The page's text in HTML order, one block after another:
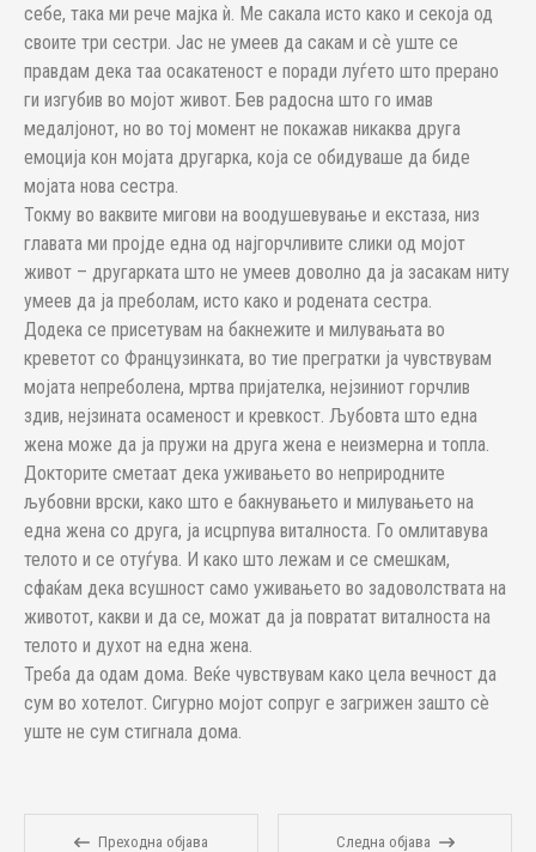
себе, така ми рече мајка ѝ. Ме сакала исто како и секоја од
своите три сестри. Јас не умеев да сакам и сѐ уште се
правдам дека таа осакатеност е поради луѓето што прерано
ги изгубив во мојот живот. Бев радосна што го имав
медалјонот, но во тој момент не покажав никаква друга
емоција кон мојата другарка, која се обидуваше да биде
мојата нова сестра.
Токму во ваквите мигови на воодушевување и екстаза, низ
главата ми пројде една од најгорчливите слики од мојот
живот – другарката што не умеев доволно да ја засакам ниту
умеев да ја преболам, исто како и родената сестра.
Додека се присетувам на бакнежите и милувањата во
креветот со Французинката, во тие прегратки ја чувствувам
мојата непреболена, мртва пријателка, нејзиниот горчлив
здив, нејзината осаменост и кревкост. Љубовта што една
жена може да ја пружи на друга жена е неизмерна и топла.
Докторите сметаат дека уживањето во неприродните
љубовни врски, како што е бакнувањето и милувањето на
една жена со друга, ја исцрпува виталноста. Го омлитавува
телото и се отуѓува. И како што лежам и се смешкам,
сфаќам дека всушност само уживањето во задоволствата на
животот, какви и да се, можат да ја повратат виталноста на
телото и духот на една жена.
Треба да одам дома. Веќе чувствувам како цела вечност да
сум во хотелот. Сигурно мојот сопруг е загрижен зашто сѐ
уште не сум стигнала дома.
Преходна објава Следна објава